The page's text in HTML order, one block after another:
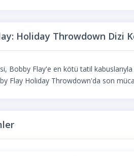
Holiday Throwdown Dizi
Bobby Flay'e en kötü tatil
Flay Holiday Throwdown'da son